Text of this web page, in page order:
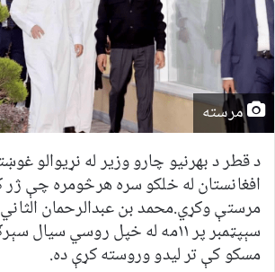
مرسته
د قطر د بهرنیو چارو وزیر له نړیوالو
افغانستان له خلکو سره هرڅومره چې
مرستې وکړي.محمد بن عبدالرحمان
سېپټمبر پر ۱۱مه له خپل روسي
مسکو کې تر لیدو وروسته کړې ده.